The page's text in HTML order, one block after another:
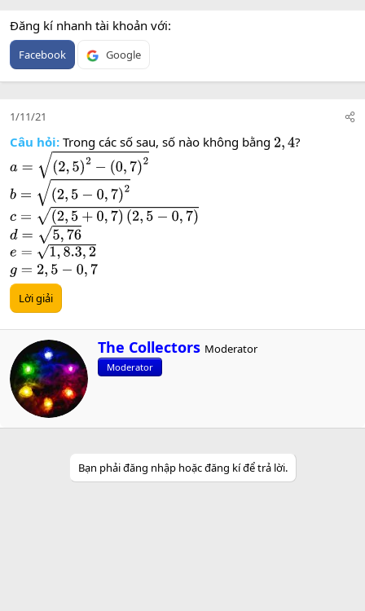
Đăng kí nhanh tài khoản với
Facebook Google
1/11/21
Câu hỏi: Trong các số sau, số nào không bằng 2, 4 ?
a=(2 5) 2−(0,7) 2
b =(2 ,5−0,7 )2
c=(2 5+0,7 )( 2,5 −0 ,7)
d=5, 76
e =1, 8.3,2
g =2 5− 0, 7
Lời giải
W
r
i
n
The Collectors Moderator
Moderator
Bạn phải đăng nhập hoặc đăng kí để trả lời.